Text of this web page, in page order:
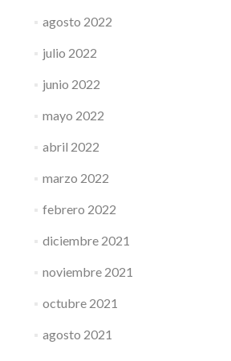
agosto 2022
julio 2022
junio 2022
mayo 2022
abril 2022
marzo 2022
febrero 2022
diciembre 2021
noviembre 2021
octubre 2021
agosto 2021